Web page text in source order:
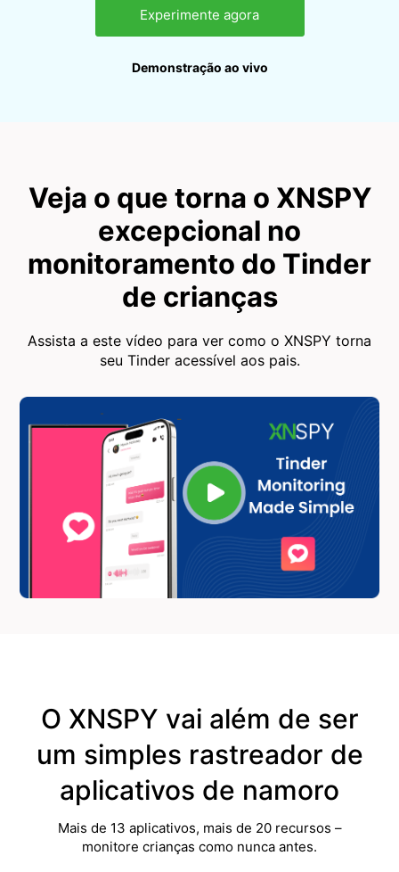
Experimente agora
Demonstração ao vivo
Veja o que torna o XNSPY
excepcional no
monitoramento do Tinder
de crianças
Assista a este vídeo para ver como o XNSPY torna
seu Tinder acessível aos pais.
O XNSPY vai além de ser
um simples rastreador de
aplicativos de namoro
Mais de 13 aplicativos, mais de 20 recursos –
monitore crianças como nunca antes.